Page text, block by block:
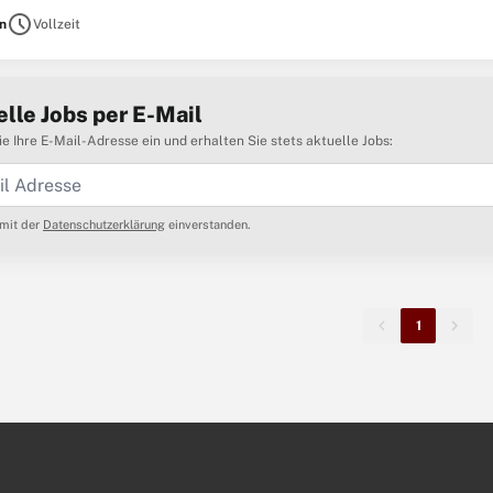
scheduleVollzeit
Jobs per E-Mail
Ihre E-Mail-Adresse ein und erhalten Sie stets aktuelle Jobs:
der Datenschutzerklärung einverstanden.
1